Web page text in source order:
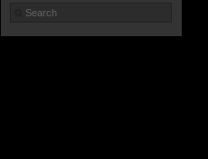
contact